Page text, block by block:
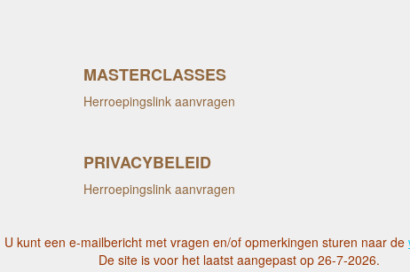
MASTERCLASSES
Herroepingslink aanvragen
PRIVACYBELEID
Herroepingslink aanvragen
U kunt een e-mailbericht met vragen en/of opmerkingen sturen naar de
De site is voor het laatst aangepast op 26-7-2026.